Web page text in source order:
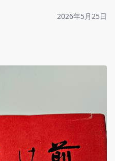
2026年5月25日